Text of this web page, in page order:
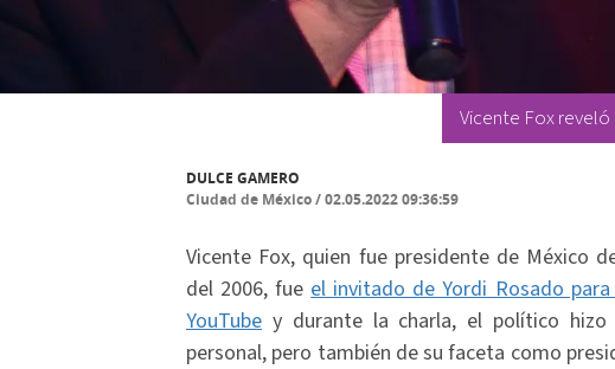
Vicente Fox reveló
DULCE GAMERO
Ciudad de México/02.05.2022 09:36:59
Vicente Fox, quien fue presidente de México
del 2006, fueel invitado de Yordi Rosado
YouTube y durante la charla, el político hizo
personal, pero también de su faceta como